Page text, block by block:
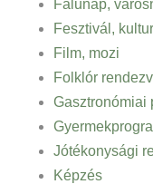
Falunap,
Fesztivál,
Film, mozi
Folklór
Gasztronómiai
Jótékonysági
Képzés